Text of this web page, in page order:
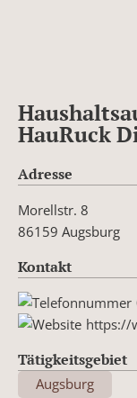
HauRuck
Adresse
Morellstr. 8
86159 Augsburg
Kontakt
https://
Tätigkeitsgebiet
Augsburg